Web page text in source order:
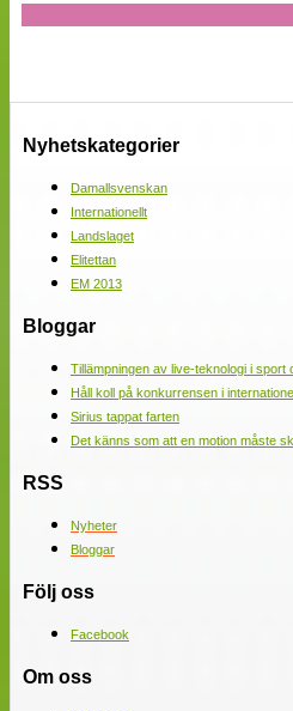
Nyhetskategorier
Damallsvenskan
Internationellt
Landslaget
Elitettan
EM 2013
Bloggar
Tillämpningen av live-teknologi i
Håll koll på konkurrensen i
Sirius tappat farten
Det känns som att en motion måste
RSS
Nyheter
Bloggar
Följ oss
Facebook
Om oss